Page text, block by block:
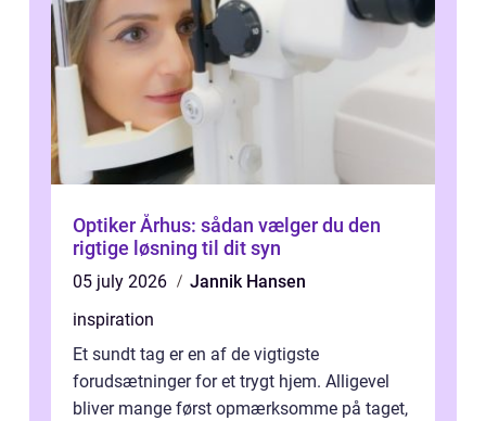
Optiker Århus: sådan vælger du den
rigtige løsning til dit syn
05 july 2026
Jannik Hansen
inspiration
Et sundt tag er en af de vigtigste
forudsætninger for et trygt hjem. Alligevel
bliver mange først opmærksomme på taget,